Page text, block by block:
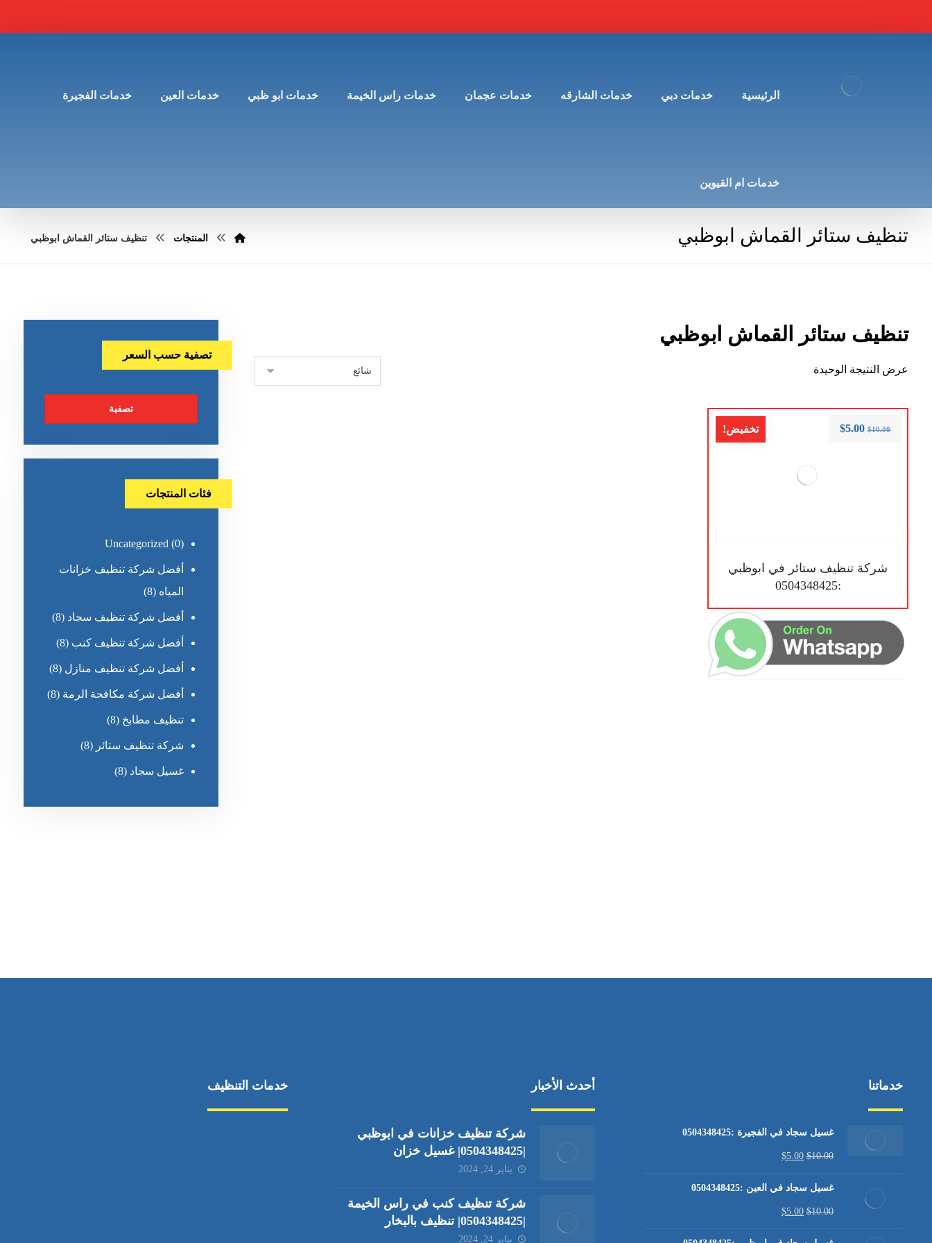
الرئيسية خدمات دبي خدمات الشارقه خدمات عجمان خدمات راس الخيمة خدمات ابو ظبي خدمات العين خدمات الفجيرة
خدمات ام القيوين
تنظيف ستائر القماش ابوظبي المنتجات تنظيف ستائر القماش ابوظبي
تنظيف ستائر القماش ابوظبي
عرض النتيجة الوحيدة
تخفيض!
شركة تنظيف ستائر في ابوظبي
:0504348425
$10.00
$5.00
تصفية حسب السعر
تصفية
فئات المنتجات
Uncategorized (0)
أفضل شركة تنظيف خزانات
المياه (8)
أفضل شركة تنظيف سجاد (8)
أفضل شركة تنظيف كنب (8)
أفضل شركة تنظيف منازل (8)
أفضل شركة مكافحة الرمة (8)
تنظيف مطابخ (8)
شركة تنظيف ستائر (8)
غسيل سجاد (8)
خدماتنا
غسيل سجاد في الفجيرة :0504348425
$10.00
$5.00
غسيل سجاد في العين :0504348425
$10.00
$5.00
أحدث الأخبار
شركة تنظيف خزانات في ابوظبي
|0504348425| غسيل خزان
يناير 24, 2024
شركة تنظيف كنب في راس الخيمة
|0504348425| تنظيف بالبخار
يناير 24, 2024
خدمات التنظيف